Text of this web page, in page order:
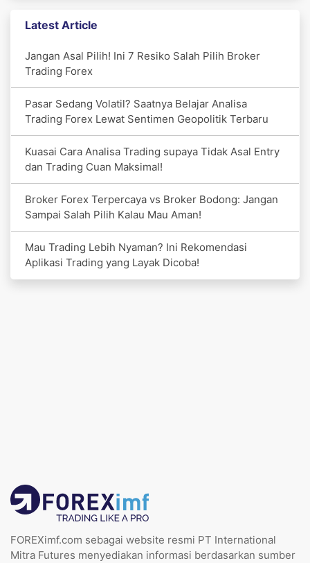
Latest Article
Jangan Asal Pilih! Ini 7 Resiko Salah Pilih Broker
Trading Forex
Pasar Sedang Volatil? Saatnya Belajar Analisa
Trading Forex Lewat Sentimen Geopolitik Terbaru
Kuasai Cara Analisa Trading supaya Tidak Asal Entry
dan Trading Cuan Maksimal!
Broker Forex Terpercaya vs Broker Bodong: Jangan
Sampai Salah Pilih Kalau Mau Aman!
Mau Trading Lebih Nyaman? Ini Rekomendasi
Aplikasi Trading yang Layak Dicoba!
FOREXimf.com sebagai website resmi PT International
Mitra Futures menyediakan informasi berdasarkan sumber